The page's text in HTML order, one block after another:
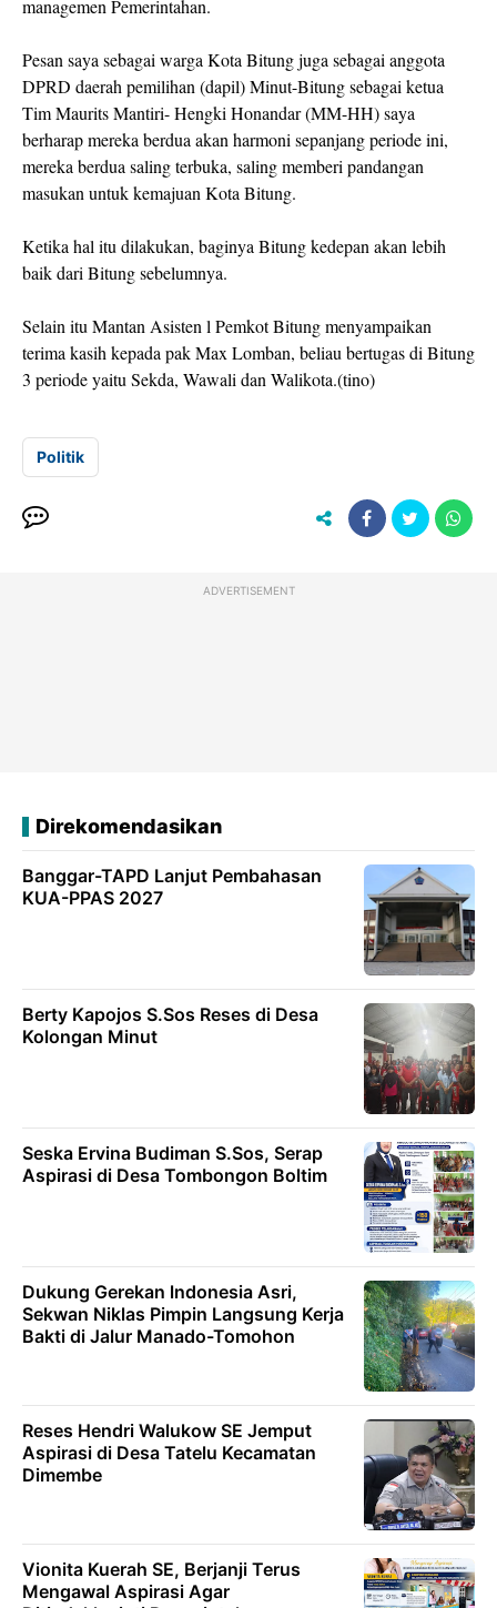
managemen Pemerintahan.
Pesan saya sebagai warga Kota Bitung juga sebagai anggota
DPRD daerah pemilihan (dapil) Minut-Bitung sebagai ketua
Tim Maurits Mantiri- Hengki Honandar (MM-HH) saya
berharap mereka berdua akan harmoni sepanjang periode ini,
mereka berdua saling terbuka, saling memberi pandangan
masukan untuk kemajuan Kota Bitung.
Ketika hal itu dilakukan, baginya Bitung kedepan akan lebih
baik dari Bitung sebelumnya.
Selain itu Mantan Asisten l Pemkot Bitung menyampaikan
terima kasih kepada pak Max Lomban, beliau bertugas di Bitung
3 periode yaitu Sekda, Wawali dan Walikota.(tino)
Politik
ADVERTISEMENT
Direkomendasikan
Banggar-TAPD Lanjut Pembahasan
KUA-PPAS 2027
Berty Kapojos S.Sos Reses di Desa
Kolongan Minut
Seska Ervina Budiman S.Sos, Serap
Aspirasi di Desa Tombongon Boltim
Dukung Gerekan lndonesia Asri,
Sekwan Niklas Pimpin Langsung Kerja
Bakti di Jalur Manado-Tomohon
Reses Hendri Walukow SE Jemput
Aspirasi di Desa Tatelu Kecamatan
Dimembe
Vionita Kuerah SE, Berjanji Terus
Mengawal Aspirasi Agar